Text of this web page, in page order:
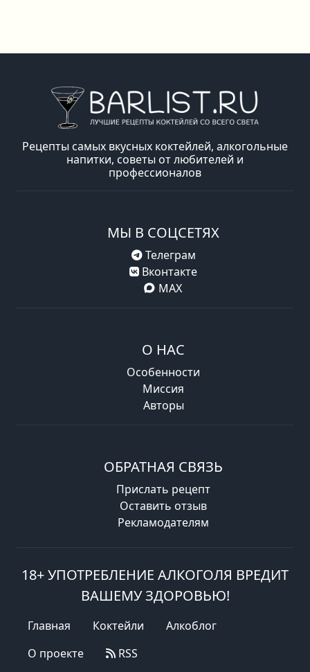
Рецепты самых вкусных коктейлей, алкогольные
напитки, советы от любителей и
профессионалов
МЫ В СОЦСЕТЯХ
Телеграм
Вконтакте
MAX
О НАС
Особенности
Миссия
Авторы
ОБРАТНАЯ СВЯЗЬ
Прислать рецепт
Оставить отзыв
Рекламодателям
18+ УПОТРЕБЛЕНИЕ АЛКОГОЛЯ ВРЕДИТ
ВАШЕМУ ЗДОРОВЬЮ!
Главная Коктейли
Алкоблог
О проекте
RSS